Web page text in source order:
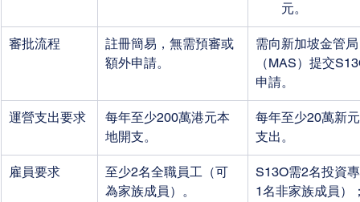
元。
審批流程
註冊簡易，無需預審或
額外申請。
需向新加坡金管局
（MAS）提交
申請。
運營支出要求
每年至少200萬港元本
地開支。
每年至少20萬新
支出。
雇員要求
至少2名全職員工（可
為家族成員）。
S13O需2名投資
1名非家族成員）